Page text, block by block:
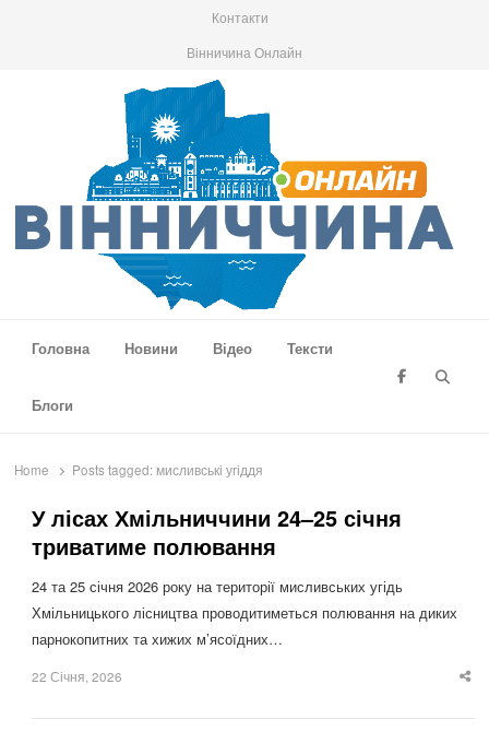
Контакти
Вінничина Онлайн
Головна
Новини Відео Тексти
Блоги
Home Posts tagged: мисливські угіддя
У лісах Хмільниччини 24–25 січня
триватиме полювання
24 та 25 січня 2026 року на території мисливських угідь
Хмільницького лісництва проводитиметься полювання на диких
парнокопитних та хижих м’ясоїдних…
22 Січня, 2026